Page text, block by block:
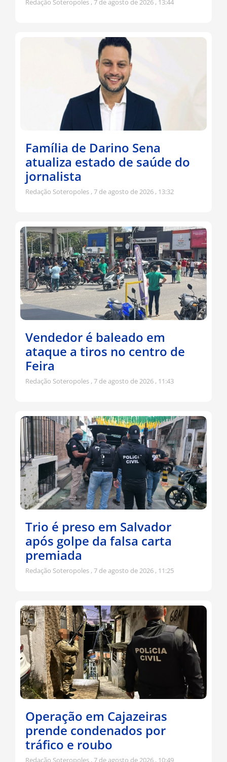
Redação Soteropoles 7 de agosto de 2026 13:44
Família de Darino Sena
atualiza estado de saúde do
jornalista
Redação Soteropoles 7 de agosto de 2026 13:32
Vendedor é baleado em
ataque a tiros no centro de
Feira
Redação Soteropoles 7 de agosto de 2026 11:43
Trio é preso em Salvador
após golpe da falsa carta
premiada
Redação Soteropoles 7 de agosto de 2026 11:25
Operação em Cajazeiras
prende condenados por
tráfico e roubo
Redação Soteropoles 7 de agosto de 2026 10:49